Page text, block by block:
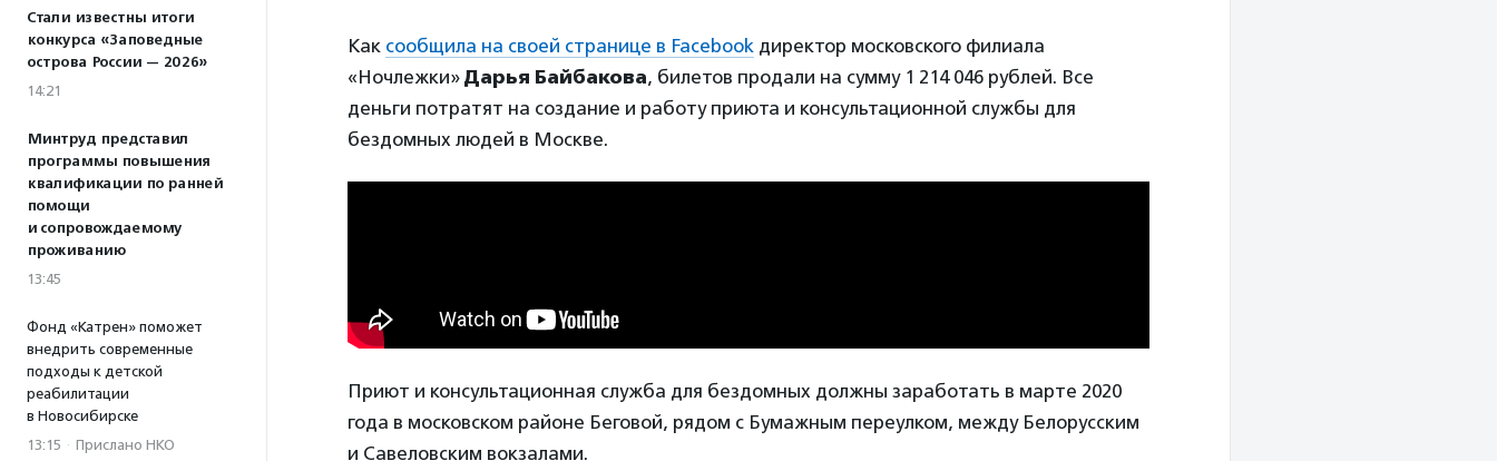
Стали известны итоги
конкурса «Заповедные
острова России — 2026»
14:21
Минтруд представил
программы повышения
квалификации по ранней
помощи
и сопровождаемому
проживанию
13:45
Фонд «Катрен» поможет
внедрить современные
подходы к детской
реабилитации
в Новосибирске
13:15 · Прислано НКО
Как сообщила на своей странице в Facebook директор московского филиала
«Ночлежки» Дарья Байбакова, билетов продали на сумму 1 214 046 рублей. Все
деньги потратят на создание и работу приюта и консультационной службы для
бездомных людей в Москве.
Приют и консультационная служба для бездомных должны заработать в марте 2020
года в московском районе Беговой, рядом с Бумажным переулком, между Белорусским
и Савеловским вокзалами.